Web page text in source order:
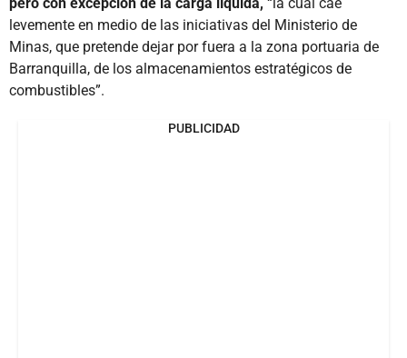
levemente en medio de las iniciativas del Ministerio de
Minas, que pretende dejar por fuera a la zona portuaria de
Barranquilla, de los almacenamientos estratégicos de
combustibles”.
PUBLICIDAD